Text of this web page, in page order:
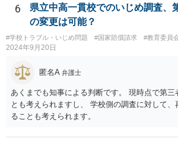
／私立学校ならば担任＋学校に対する損害賠償
られます。 ①については、保護者の監督義務が
焦点になるでしょう。
6
県立中高一貫校でのいじめ調査、
の変更は可能？
#学校トラブル・いじめ問題 #国家賠償請求 #教育委員
2024年9月20日
匿名A 弁護士
あくまでも知事による判断です。 現時点で第三
とも考えられますし、 学校側の調査に対して
ることも考えられます。